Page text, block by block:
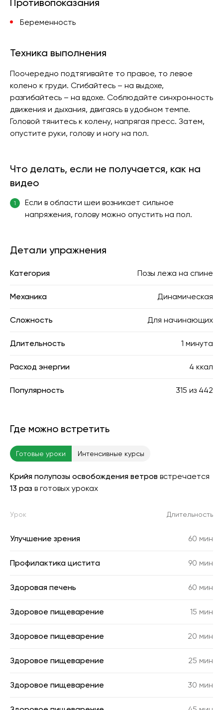
Противопоказания
Беременность
Техника выполнения
Поочередно подтягивайте то правое, то левое
колено к груди. Сгибайтесь – на выдохе,
разгибайтесь – на вдохе. Соблюдайте синхронность
движения и дыхания, двигаясь в удобном темпе.
Головой тянитесь к колену, напрягая пресс. Затем,
опустите руки, голову и ногу на пол.
Что делать, если не получается, как на
видео
1
Если в области шеи возникает сильное
напряжения, голову можно опустить на пол.
Детали упражнения
Категория Позы лежа на спине
Механика Динамическая
Сложность Для начинающих
Длительность 1 минута
Расход энергии 4 ккал
Популярность 315 из 442
Где можно встретить
Готовые уроки Интенсивные курсы
Крийя полупозы освобождения ветров встречается
13 раз в готовых уроках
Урок Длительность
Улучшение зрения 60 мин
Профилактика цистита 90 мин
Здоровая печень 60 мин
Здоровое пищеварение 15 мин
Здоровое пищеварение 20 мин
Здоровое пищеварение 25 мин
Здоровое пищеварение 30 мин